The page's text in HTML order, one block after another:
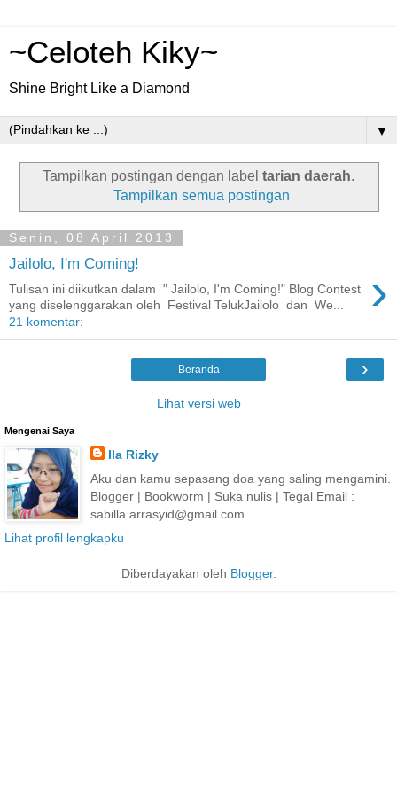
~Celoteh Kiky~
Shine Bright Like a Diamond
▼
Tampilkan postingan dengan label tarian daerah.
Tampilkan semua postingan
Senin, 08 April 2013
Jailolo, I'm Coming! ›
Tulisan ini diikutkan dalam " Jailolo, I'm Coming!" Blog Contest
yang diselenggarakan oleh Festival TelukJailolo dan We...
21 komentar:
›
Beranda
Lihat versi web
Mengenai Saya
Ila Rizky
Aku dan kamu sepasang doa yang saling mengamini.
Blogger | Bookworm | Suka nulis | Tegal Email :
sabilla.arrasyid@gmail.com
Lihat profil lengkapku
Diberdayakan oleh Blogger.